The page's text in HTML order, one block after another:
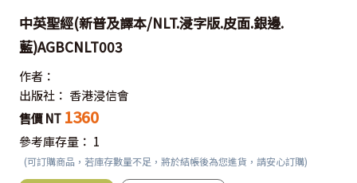
中英聖經(新普及譯本/NLT.浸字版.皮面.銀邊.
藍)AGBCNLT003
作者：
出版社： 香港浸信會
售價 NT 1360
參考庫存量： 1
(可訂購商品，若庫存數量不足，將於結帳後為您進貨，請安心訂購)